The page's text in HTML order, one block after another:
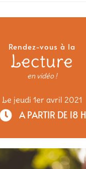
Rendez-vous à la
Lecture
en vidéo !
Le jeudi 1er avril 2021
A PARTIR DE 18 H